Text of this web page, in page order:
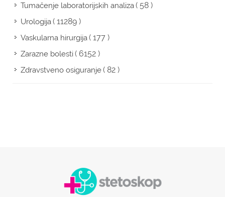
Tumačenje laboratorijskih analiza( 58 )
Urologija( 11289 )
Vaskularna hirurgija( 177 )
Zarazne bolesti( 6152 )
Zdravstveno osiguranje( 82 )